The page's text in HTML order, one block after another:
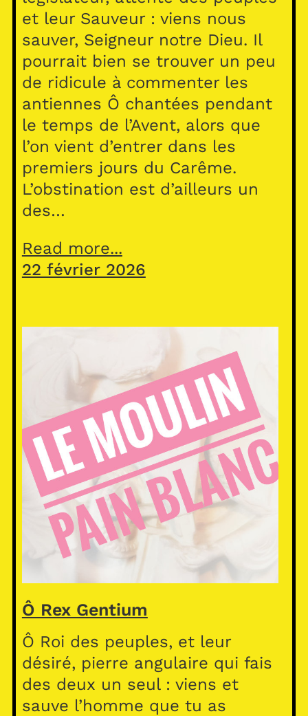
et leur Sauveur : viens nous
sauver, Seigneur notre Dieu. Il
pourrait bien se trouver un peu
de ridicule à commenter les
antiennes Ô chantées pendant
le temps de l’Avent, alors que
l’on vient d’entrer dans les
premiers jours du Carême.
L’obstination est d’ailleurs un
des…
Read more...
22 février 2026
Ô Rex Gentium
Ô Roi des peuples, et leur
désiré, pierre angulaire qui fais
des deux un seul : viens et
sauve l’homme que tu as